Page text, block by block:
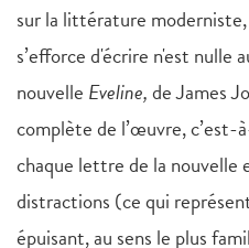
sur la littérature moderniste,
s’efforce d'écrire n'est nulle
nouvelle Eveline,de James
complète de l’œuvre, c’est-
chaque lettre de la nouvelle
distractions (ce qui
épuisant, au sens le plus